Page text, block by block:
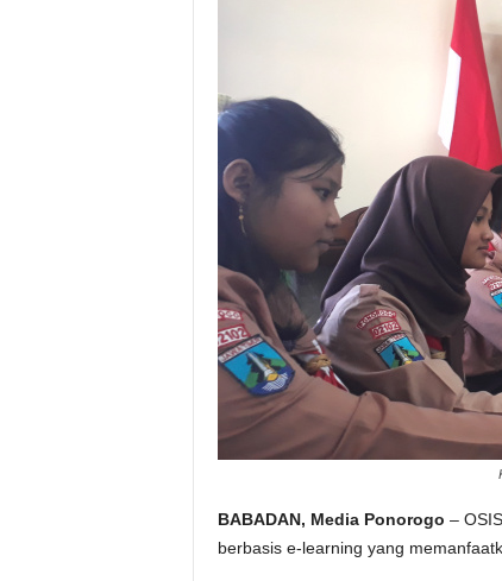
BABADAN, Media Ponorogo –
berbasis e-learning yang